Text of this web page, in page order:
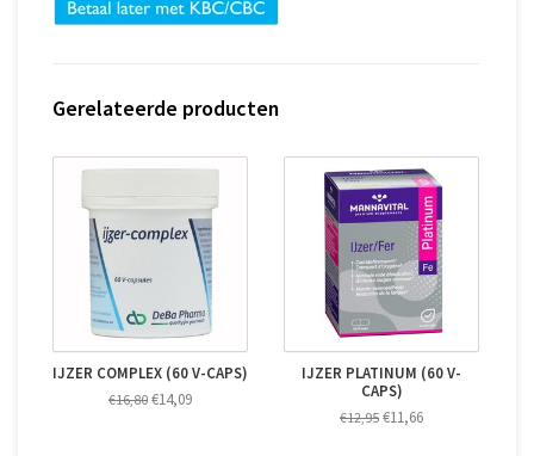
Gerelateerde producten
IJZER COMPLEX (60 V-CAPS)
€16,80 €14,09
IJZER PLATINUM (60 V-
CAPS)
€12,95 €11,66